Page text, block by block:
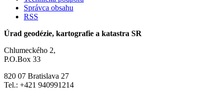
Správca obsahu
RSS
Úrad geodézie, kartografie a katastra SR
Chlumeckého 2,
P.O.Box 33
820 07 Bratislava 27
Tel.: +421 940991214